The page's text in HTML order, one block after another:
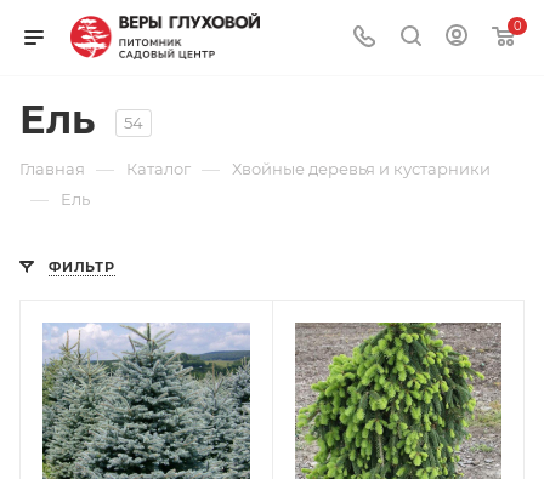
0
Ель 54
Главная — Каталог — Хвойные деревья и кустарники
— Ель
ФИЛЬТР